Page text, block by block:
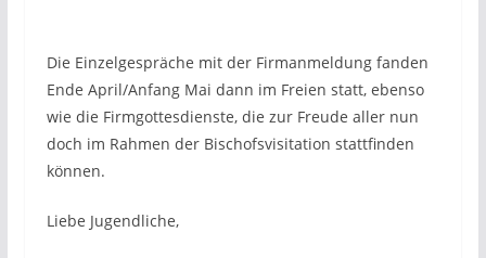
Die Einzelgespräche mit der Firmanmeldung fanden
Ende April/Anfang Mai dann im Freien statt, ebenso
wie die Firmgottesdienste, die zur Freude aller nun
doch im Rahmen der Bischofsvisitation stattfinden
können.
Liebe Jugendliche,